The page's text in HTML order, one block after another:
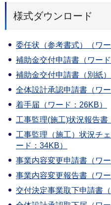
様式ダウンロード
委任状（参考書式）（ワー
補助金交付申請書（ワード
補助金交付申請書（別紙
全体設計承認申請書（ワー
着手届（ワード：26KB）
工事監理(施工)状況報告書
工事監理（施工）状況チ
ード：34KB）
事業内容変更申請書（ワー
事業内容変更報告書（ワー
交付決定事業取下申請書